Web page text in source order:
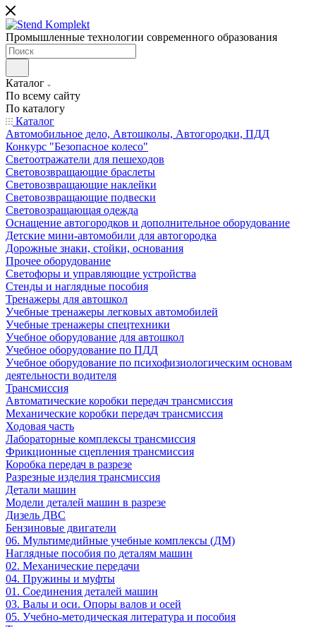
Промышленные технологии современного образования
Каталог
По всему сайту
По каталогу
Каталог
Автомобильное дело, Автошколы, Автогородки, ПДД
Конкурс "Безопасное колесо"
Светоотражатели для пешеходов
Световозвращающие браслеты
Световозвращающие наклейки
Световозвращающие подвески
Световозращающая одежда
Оснащение автогородков и дополнительное оборудование
Детские мини-автомобили для автогородка
Дорожные знаки, стойки, основания
Прочее оборудование
Светофоры и управляющие устройства
Стенды и наглядные пособия
Тренажеры для автошкол
Учебные тренажеры легковых автомобилей
Учебные тренажеры спецтехники
Учебное оборудование для автошкол
Учебное оборудование по ПДД
Учебное оборудование по психофизиологическим основам
деятельности водителя
Трансмиссия
Автоматические коробки передач трансмиссия
Механические коробки передач трансмиссия
Ходовая часть
Лабораторные комплексы трансмиссия
Фрикционные сцепления трансмиссия
Коробка передач в разрезе
Разрезные изделия трансмиссия
Детали машин
Модели деталей машин в разрезе
Дизель ДВС
Бензиновые двигатели
06. Мультимедийные учебные комплексы (ДМ)
Наглядные пособия по деталям машин
02. Механические передачи
04. Пружины и муфты
01. Соединения деталей машин
03. Валы и оси. Опоры валов и осей
05. Учебно-методическая литература и пособия